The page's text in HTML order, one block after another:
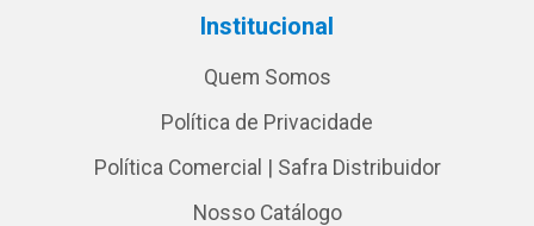
Institucional
Quem Somos
Política de Privacidade
Política Comercial | Safra Distribuidor
Nosso Catálogo